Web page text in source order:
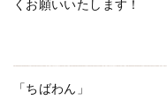
くお願いいたします！
「ちばわん」